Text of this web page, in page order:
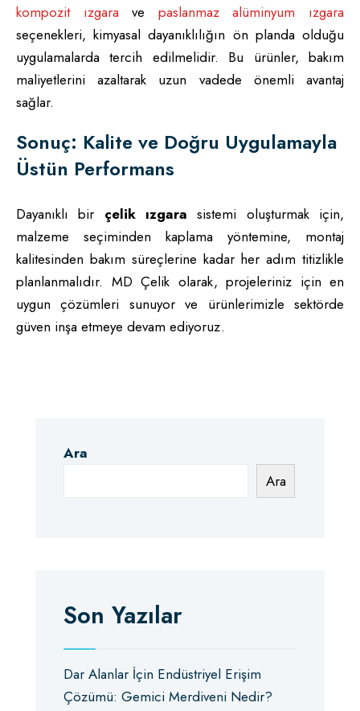
kompozit ızgara ve paslanmaz alüminyum ızgara
seçenekleri, kimyasal dayanıklılığın ön planda olduğu
uygulamalarda tercih edilmelidir. Bu ürünler, bakım
maliyetlerini azaltarak uzun vadede önemli avantaj
sağlar.
Sonuç: Kalite ve Doğru Uygulamayla
Üstün Performans
Dayanıklı bir çelik ızgara sistemi oluşturmak için,
malzeme seçiminden kaplama yöntemine, montaj
kalitesinden bakım süreçlerine kadar her adım titizlikle
planlanmalıdır. MD Çelik olarak, projeleriniz için en
uygun çözümleri sunuyor ve ürünlerimizle sektörde
güven inşa etmeye devam ediyoruz.
Ara
Ara
Son Yazılar
Dar Alanlar İçin Endüstriyel Erişim
Çözümü: Gemici Merdiveni Nedir?